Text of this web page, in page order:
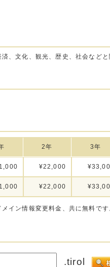
済、文化、観光、歴史、社会など
2年 3年
¥22,000
¥22,000
メイン情報変更料金、共に無料で
.tirol